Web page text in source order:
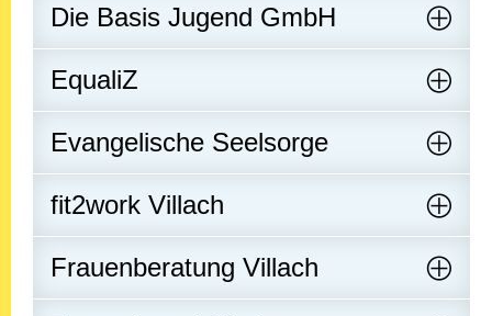
Die Basis Jugend GmbH
EqualiZ
Evangelische Seelsorge
fit2work Villach
Frauenberatung Villach